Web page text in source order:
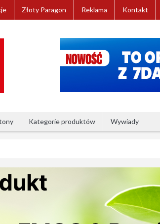
Złoty Paragon Reklama Kontakt
Kategorie produktów Wywiady